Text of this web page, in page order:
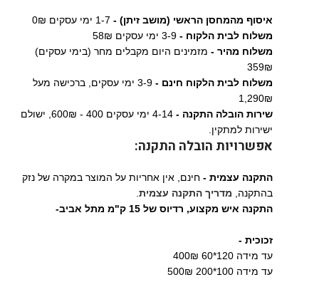
איסוף מהמחסן הראשי (מושב זיתן) -
משלוח לבית הלקוח - 3-9 ימי עסקים 58₪
משלוח מהיר - מזמינים היום מקבלים מחר (בימי עסקים)
359₪
משלוח לבית הלקוח חינם -
3-9 ימי עסקים, ברכישה מעל
1,290₪
שירות הובלה התקנה -
4-14 ימי עסקים 400 - 600₪, ישולם
ישירות למתקין.
אפשרויות הובלה התקנה:
התקנה עצמית - חינם, אין אחריות על המוצר במקרה של נזק
בהתקנה, מדריך התקנה עצמית.
התקנה איש מקצוע, רדיוס של 15 ק"מ מתל אביב-
זכוכית -
עד מידה 120*60 400₪
עד מידה 100*200 500₪